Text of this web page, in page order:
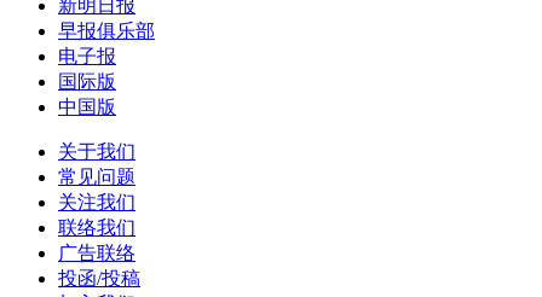
新明日报
早报俱乐部
电子报
国际版
中国版
关于我们
常见问题
关注我们
联络我们
广告联络
投函/投稿